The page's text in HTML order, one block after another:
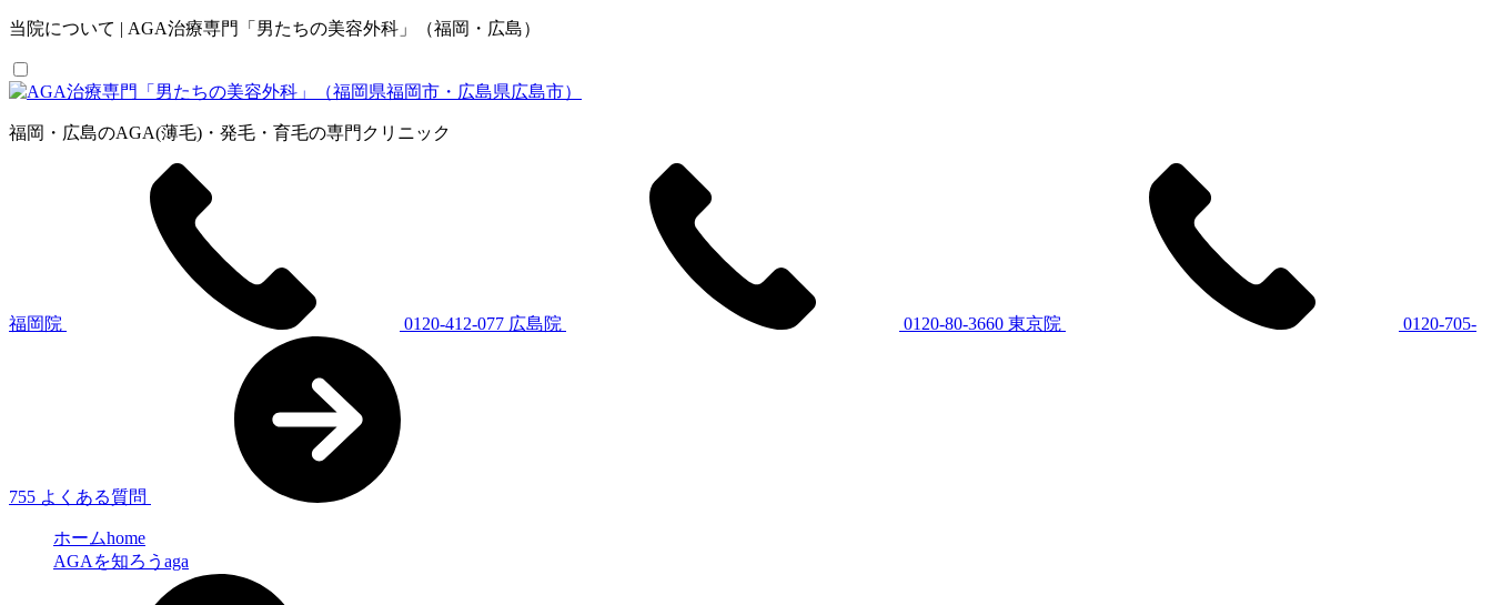
当院について | AGA治療専門「男たちの美容外科」（福岡・広島）
福岡・広島のAGA(薄毛)・発毛・育毛の専門クリニック
福岡院 0120-412-077 広島院 0120-80-3660 東京院 0120-705-
755 よくある質問
ホームhome
AGAを知ろう aga